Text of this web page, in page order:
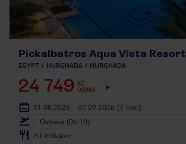
Pickalbatros Aqua Vista Resort
EGYPT HURGHADA HURGHADA
24 749
KČ
OSOBA
31.08.2026 - 07.09.2026 (7 nocí)
Ostrava (06:10)
All Inclusive